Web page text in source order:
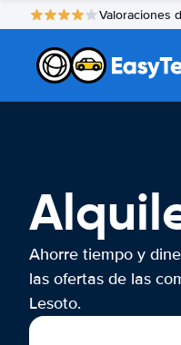
Valoraciones
Ahorre tiempo y
las ofertas de las
Lesoto.